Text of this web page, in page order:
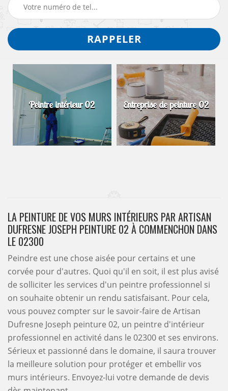
Peintre intérieur 02 Entreprise de peinture 02
LA PEINTURE DE VOS MURS INTÉRIEURS PAR ARTISAN
DUFRESNE JOSEPH PEINTURE 02 À COMMENCHON DANS
LE 02300
Peindre est une chose aisée pour certains et une
corvée pour d'autres. Quoi qu'il en soit, il est plus avisé
de solliciter les services d'un peintre professionnel si
on souhaite obtenir un rendu satisfaisant. Pour cela,
vous pouvez compter sur le savoir-faire de Artisan
Dufresne Joseph peinture 02, un peintre d'intérieur
professionnel en activité dans le 02300 et ses environs.
Sérieux et passionné dans le domaine, il saura trouver
la meilleure solution pour protéger et embellir vos
murs intérieurs. Envoyez-lui votre demande de devis